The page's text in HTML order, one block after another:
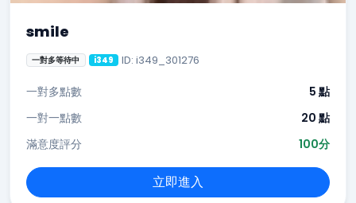
smile
一對多等待中 i349 ID: i349_301276
一對多點數
5 點
一對一點數
20 點
滿意度評分
100分
立即進入